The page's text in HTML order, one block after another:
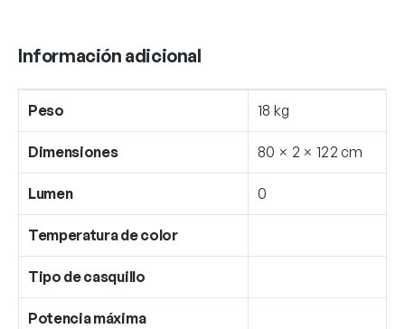
Información adicional
Peso 18 kg
Dimensiones 80 × 2 × 122 cm
Lumen 0
Temperatura de color
Tipo de casquillo
Potencia máxima